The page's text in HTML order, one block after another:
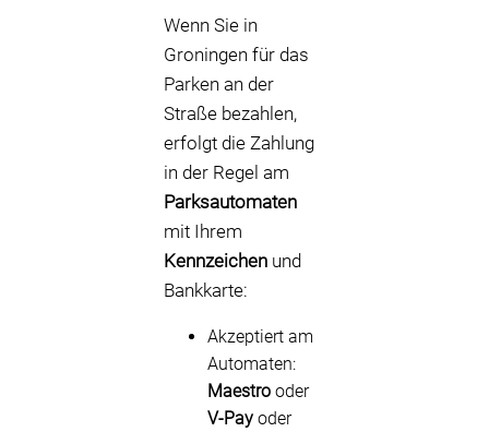
Wenn Sie in
Groningen für das
Parken an der
Straße bezahlen,
erfolgt die Zahlung
in der Regel am
Parksautomaten
mit Ihrem
Kennzeichen und
Bankkarte:
Akzeptiert am
Automaten:
Maestro oder
V-Pay oder